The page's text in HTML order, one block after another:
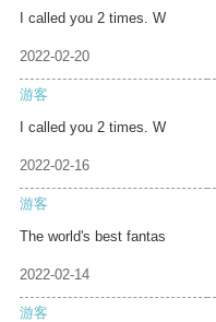
I called you 2 times. W
2022-02-20
游客
I called you 2 times. W
2022-02-16
游客
The world's best fantas
2022-02-14
游客